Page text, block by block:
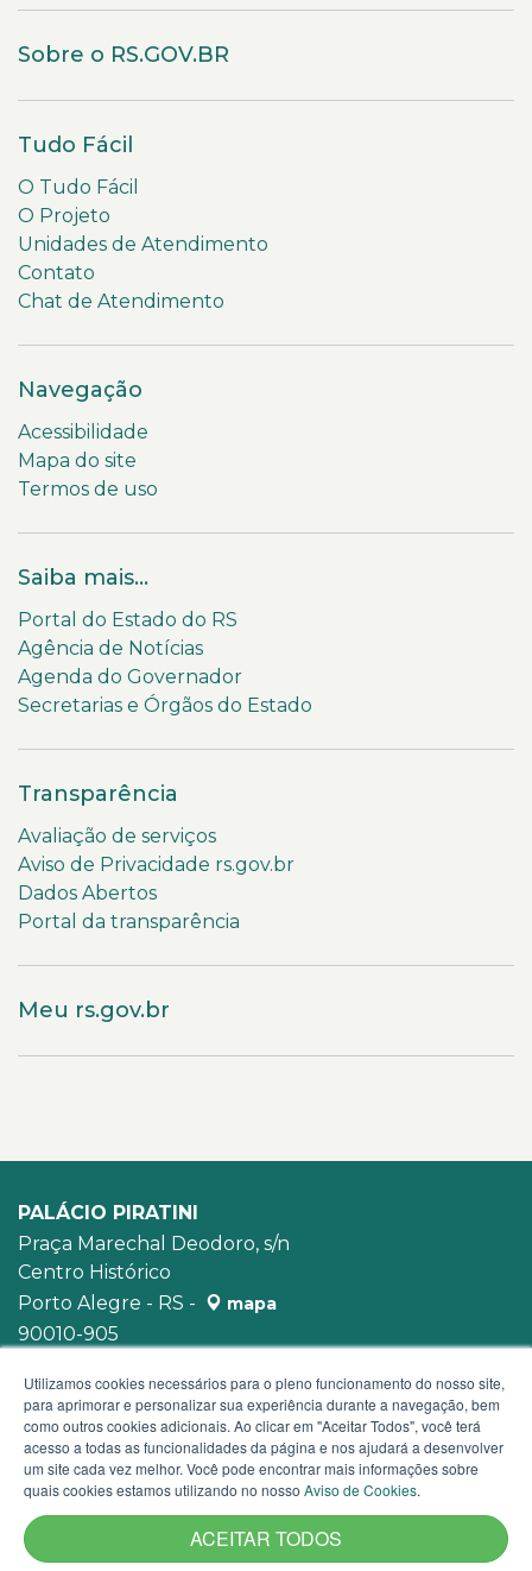
Sobre o RS.GOV.BR
Tudo Fácil
O Tudo Fácil
O Projeto
Unidades de Atendimento
Contato
Chat de Atendimento
Navegação
Acessibilidade
Mapa do site
Termos de uso
Saiba mais...
Portal do Estado do RS
Agência de Notícias
Agenda do Governador
Secretarias e Órgãos do Estado
Transparência
Avaliação de serviços
Aviso de Privacidade rs.gov.br
Dados Abertos
Portal da transparência
Meu rs.gov.br
PALÁCIO PIRATINI
Praça Marechal Deodoro, s/n
Centro Histórico
Porto Alegre - RS -
mapa
90010-905
Utilizamos cookies necessários para o pleno funcionamento do nosso site,
para aprimorar e personalizar sua experiência durante a navegação, bem
como outros cookies adicionais. Ao clicar em "Aceitar Todos", você terá
acesso a todas as funcionalidades da página e nos ajudará a desenvolver
um site cada vez melhor. Você pode encontrar mais informações sobre
quais cookies estamos utilizando no nosso Aviso de Cookies.
ACEITAR TODOS